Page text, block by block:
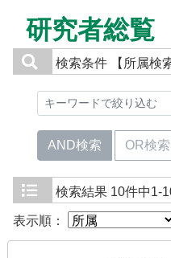
研究者総覧
検索条件 【所属検
AND検索 OR検索
検索結果 10件中1-
表示順：